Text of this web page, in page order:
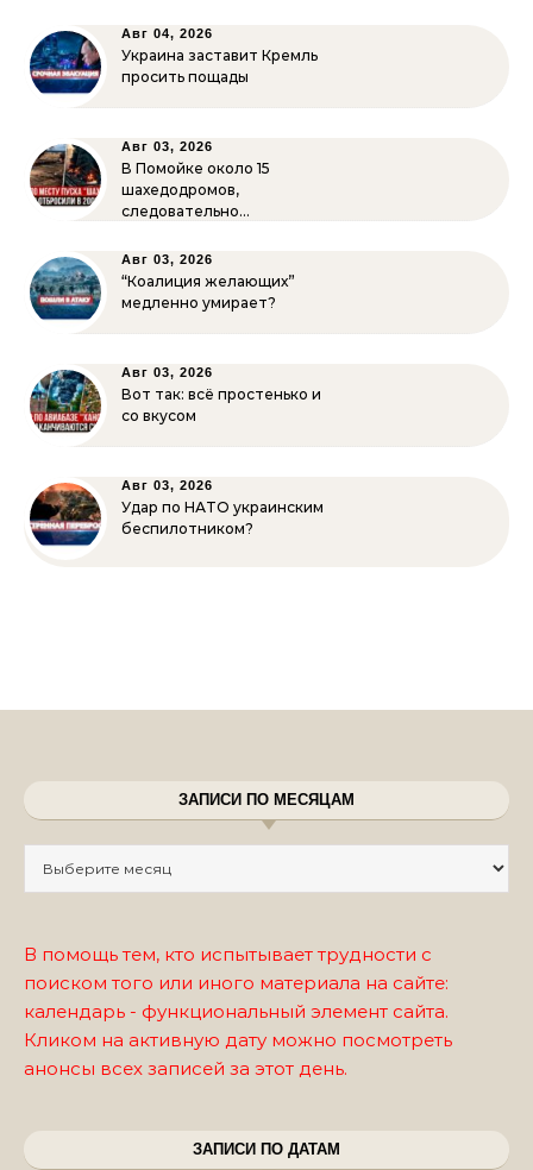
Авг 04, 2026
Украина заставит Кремль
просить пощады
Авг 03, 2026
В Помойке около 15
шахедодромов,
следовательно…
Авг 03, 2026
“Коалиция желающих”
медленно умирает?
Авг 03, 2026
Вот так: всё простенько и
со вкусом
Авг 03, 2026
Удар по НАТО украинским
беспилотником?
ЗАПИСИ ПО МЕСЯЦАМ
В помощь тем, кто испытывает трудности с
поиском того или иного материала на сайте:
календарь - функциональный элемент сайта.
Кликом на активную дату можно посмотреть
анонсы всех записей за этот день.
ЗАПИСИ ПО ДАТАМ